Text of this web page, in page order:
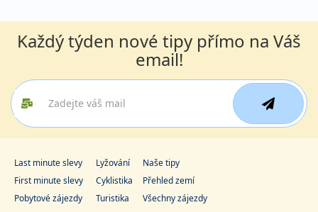
Každý týden nové tipy přímo na Váš
email!
Last minute slevy
First minute slevy
Pobytové zájezdy
Lyžování
Cyklistika
Turistika
Naše tipy
Přehled zemí
Všechny zájezdy